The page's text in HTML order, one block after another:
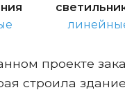
проекте
строила